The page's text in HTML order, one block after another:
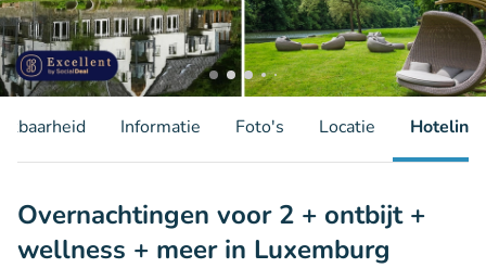
Informatie Foto's Locatie Hotelinfo
Overnachtingen voor 2 + ontbijt +
wellness + meer in Luxemburg